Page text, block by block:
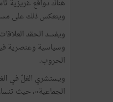
هناك دوافع غريزية
وينعكس ذلك على
ويفسد الحقد
وسياسية وعنصرية
الحروب.
الجماعية»، حيث